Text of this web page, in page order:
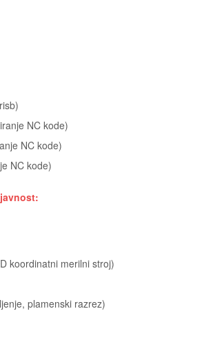
NC kode)
NC kode)
NC kode)
koordinatni merilni stroj)
plamenski razrez)